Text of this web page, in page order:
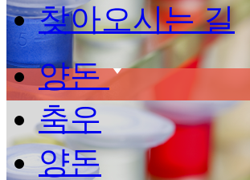
찾아오시는 길
양돈
축우
양돈